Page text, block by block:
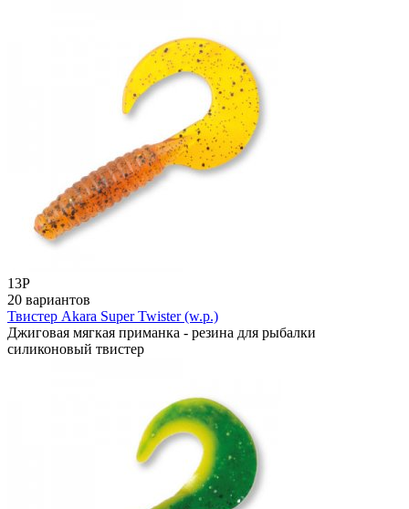
13Р
20 вариантов
Твистер Akara Super Twister (w.p.)
Джиговая мягкая приманка - резина для рыбалки
силиконовый твистер